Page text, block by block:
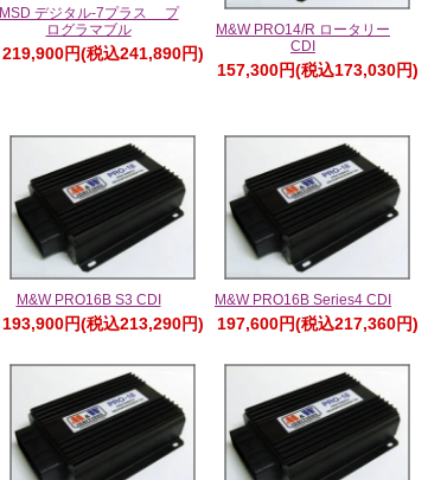
MSD デジタル-7プラス プ
ログラマブル
219,900円(税込241,890円)
M&W PRO14/R ロータリー
CDI
157,300円(税込173,030円)
M&W PRO16B S3 CDI
193,900円(税込213,290円)
M&W PRO16B Series4 CDI
197,600円(税込217,360円)